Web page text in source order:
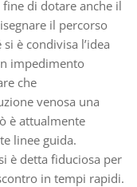
di dotare anche il
il percorso
è condivisa l’idea
impedimento
che
venosa una
è attualmente
linee guida.
è detta fiduciosa per
in tempi rapidi.